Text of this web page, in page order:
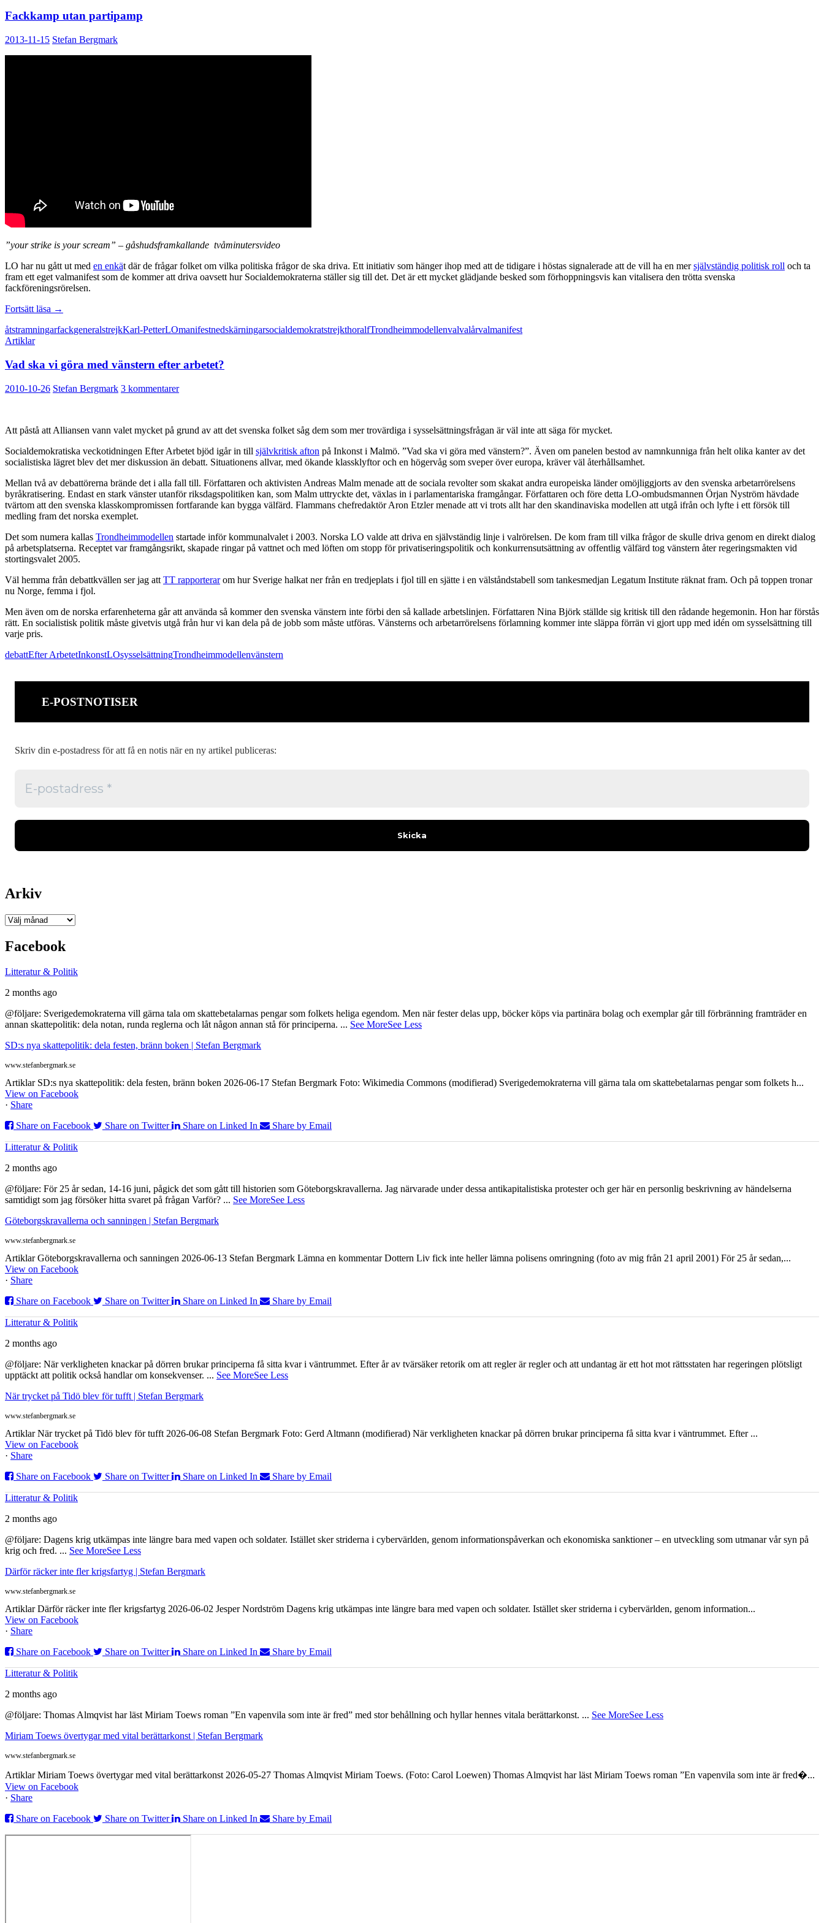
Fackkamp utan partipamp
2013-11-15 Stefan Bergmark
”your strike is your scream” – gåshudsframkallande tvåminutersvideo
LO har nu gått ut med en enkät där de frågar folket om vilka politiska frågor de ska driva. Ett initiativ som hänger ihop med att de tidigare i höstas signalerade att de vill ha en mersjälvständig politisk roll och ta
fram ett eget valmanifest som de kommer att driva oavsett hur Socialdemokraterna ställer sig till det. Det är ett mycket glädjande besked som förhoppningsvis kan vitalisera den trötta svenska
fackföreningsrörelsen.
Fortsätt läsa Fackkamp
partipamp
→
åtstramningarfackgeneralstrejkKarl-PetterLOmanifestnedskärningarsocialdemokratstrejkthoralfTrondheimmodellenvalvalårvalmanifest
Artiklar
Vad ska vi göra med vänstern efter arbetet?
2010-10-26 Stefan Bergmark 3 kommentarer
Att påstå att Alliansen vann valet mycket på grund av att det svenska folket såg dem som mer trovärdiga i sysselsättningsfrågan är väl inte att säga för mycket.
Socialdemokratiska veckotidningen Efter Arbetet bjöd igår in till självkritisk afton på Inkonst i Malmö. ”Vad ska vi göra med vänstern?”. Även om panelen bestod av namnkunniga från helt olika kanter av det
socialistiska lägret blev det mer diskussion än debatt. Situationens allvar, med ökande klassklyftor och en högervåg som sveper över europa, kräver väl återhållsamhet.
Mellan två av debattörerna brände det i alla fall till. Författaren och aktivisten Andreas Malm menade att de sociala revolter som skakat andra europeiska länder omöjliggjorts av den svenska arbetarrörelsens
byråkratisering. Endast en stark vänster utanför riksdagspolitiken kan, som Malm uttryckte det, växlas in i parlamentariska framgångar. Författaren och före detta LO-ombudsmannen Örjan Nyström hävdade
tvärtom att den svenska klasskompromissen fortfarande kan bygga välfärd. Flammans chefredaktör Aron Etzler menade att vi trots allt har den skandinaviska modellen att utgå ifrån och lyfte i ett försök till
medling fram det norska exemplet.
Det som numera kallas Trondheimmodellen startade inför kommunalvalet i 2003. Norska LO valde att driva en självständig linje i valrörelsen. De kom fram till vilka frågor de skulle driva genom en direkt dialog
på arbetsplatserna. Receptet var framgångsrikt, skapade ringar på vattnet och med löften om stopp för privatiseringspolitik och konkurrensutsättning av offentlig välfärd tog vänstern åter regeringsmakten vid
stortingsvalet 2005.
Väl hemma från debattkvällen ser jag att TT rapporterarom hur Sverige halkat ner från en tredjeplats i fjol till en sjätte i en välståndstabell som tankesmedjan Legatum Institute räknat fram. Och på toppen tronar
nu Norge, femma i fjol.
Men även om de norska erfarenheterna går att använda så kommer den svenska vänstern inte förbi den så kallade arbetslinjen. Författaren Nina Björk ställde sig kritisk till den rådande hegemonin. Hon har förstås
rätt. En socialistisk politik måste givetvis utgå från hur vi kan dela på de jobb som måste utföras. Vänsterns och arbetarrörelsens förlamning kommer inte släppa förrän vi gjort upp med idén om sysselsättning till
varje pris.
debattEfter ArbetetInkonstLOsysselsättningTrondheimmodellenvänstern
E-POSTNOTISER
Skriv din e-postadress för att få en notis när en ny artikel publiceras:
Arkiv
Arkiv
Facebook
Litteratur & Politik
2 months ago
@följare: Sverigedemokraterna vill gärna tala om skattebetalarnas pengar som folkets heliga egendom. Men när fester delas upp, böcker köps via partinära bolag och exemplar går till förbränning framträder en
annan skattepolitik: dela notan, runda reglerna och låt någon annan stå för principerna. ... See MoreSee Less
SD:s nya skattepolitik: dela festen, bränn boken | Stefan Bergmark
www.stefanbergmark.se
Artiklar SD:s nya skattepolitik: dela festen, bränn boken 2026-06-17 Stefan Bergmark Foto: Wikimedia Commons (modifierad) Sverigedemokraterna vill gärna tala om skattebetalarnas pengar som folkets h...
View on Facebook
· Share
Share on Facebook
Share on Twitter Share on Linked In Share by Email
Litteratur & Politik
2 months ago
@följare: För 25 år sedan, 14-16 juni, pågick det som gått till historien som Göteborgskravallerna. Jag närvarade under dessa antikapitalistiska protester och ger här en personlig beskrivning av händelserna
samtidigt som jag försöker hitta svaret på frågan Varför? ... See MoreSee Less
Göteborgskravallerna och sanningen | Stefan Bergmark
www.stefanbergmark.se
Artiklar Göteborgskravallerna och sanningen 2026-06-13 Stefan Bergmark Lämna en kommentar Dottern Liv fick inte heller lämna polisens omringning (foto av mig från 21 april 2001) För 25 år sedan,...
View on Facebook
· Share
Share on Facebook
Share on Twitter Share on Linked In Share by Email
Litteratur & Politik
2 months ago
@följare: När verkligheten knackar på dörren brukar principerna få sitta kvar i väntrummet. Efter år av tvärsäker retorik om att regler är regler och att undantag är ett hot mot rättsstaten har regeringen plötsligt
upptäckt att politik också handlar om konsekvenser. ... See MoreSee Less
När trycket på Tidö blev för tufft | Stefan Bergmark
www.stefanbergmark.se
Artiklar När trycket på Tidö blev för tufft 2026-06-08 Stefan Bergmark Foto: Gerd Altmann (modifierad) När verkligheten knackar på dörren brukar principerna få sitta kvar i väntrummet. Efter ...
View on Facebook
· Share
Share on Facebook
Share on Twitter Share on Linked In Share by Email
Litteratur & Politik
2 months ago
@följare: Dagens krig utkämpas inte längre bara med vapen och soldater. Istället sker striderna i cybervärlden, genom informationspåverkan och ekonomiska sanktioner – en utveckling som utmanar vår syn på
krig och fred. ... See MoreSee Less
Därför räcker inte fler krigsfartyg | Stefan Bergmark
www.stefanbergmark.se
Artiklar Därför räcker inte fler krigsfartyg 2026-06-02 Jesper Nordström Dagens krig utkämpas inte längre bara med vapen och soldater. Istället sker striderna i cybervärlden, genom information...
View on Facebook
· Share
Share on Facebook
Share on Twitter Share on Linked In Share by Email
Litteratur & Politik
2 months ago
@följare: Thomas Almqvist har läst Miriam Toews roman ”En vapenvila som inte är fred” med stor behållning och hyllar hennes vitala berättarkonst. ... See MoreSee Less
Miriam Toews övertygar med vital berättarkonst | Stefan Bergmark
www.stefanbergmark.se
Artiklar Miriam Toews övertygar med vital berättarkonst 2026-05-27 Thomas Almqvist Miriam Toews. (Foto: Carol Loewen) Thomas Almqvist har läst Miriam Toews roman ”En vapenvila som inte är fred�...
View on Facebook
· Share
Share on Facebook
Share on Twitter Share on Linked In Share by Email